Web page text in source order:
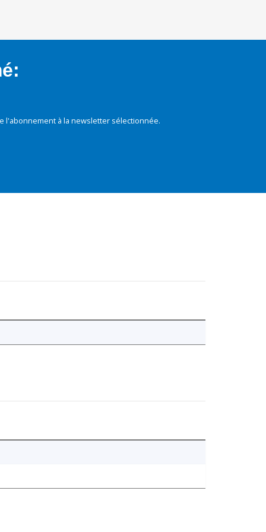
l'abonnement à la newsletter sélectionnée.